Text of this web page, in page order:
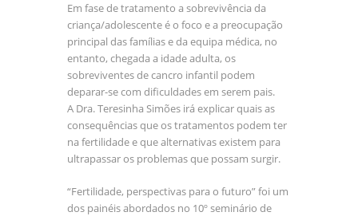
Em fase de tratamento a sobrevivência da
criança/adolescente é o foco e a preocupação
principal das famílias e da equipa médica, no
entanto, chegada a idade adulta, os
sobreviventes de cancro infantil podem
deparar-se com dificuldades em serem pais.
A Dra. Teresinha Simões irá explicar quais as
consequências que os tratamentos podem ter
na fertilidade e que alternativas existem para
ultrapassar os problemas que possam surgir.
“Fertilidade, perspectivas para o futuro” foi um
dos painéis abordados no 10º seminário de